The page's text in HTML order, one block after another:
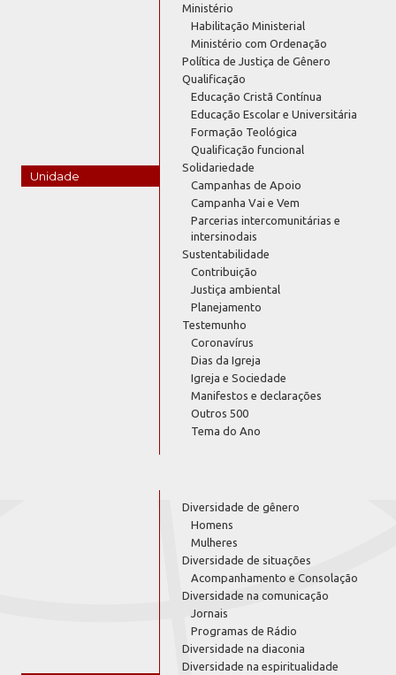
Unidade
Ministério
Habilitação Ministerial
Ministério com Ordenação
Política de Justiça de Gênero
Qualificação
Educação Cristã Contínua
Educação Escolar e Universitária
Formação Teológica
Qualificação funcional
Solidariedade
Campanhas de Apoio
Campanha Vai e Vem
Parcerias intercomunitárias e
intersinodais
Sustentabilidade
Contribuição
Justiça ambiental
Planejamento
Testemunho
Coronavírus
Dias da Igreja
Igreja e Sociedade
Manifestos e declarações
Outros 500
Tema do Ano
Diversidade de gênero
Homens
Mulheres
Diversidade de situações
Acompanhamento e Consolação
Diversidade na comunicação
Jornais
Programas de Rádio
Diversidade na diaconia
Diversidade na espiritualidade